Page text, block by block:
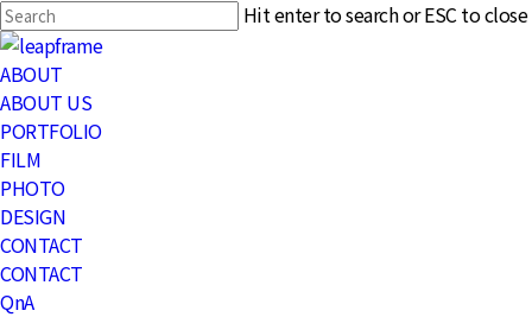
Skip
to
main
content
Hit enter to search or ESC to close
Close
Search
Menu
ABOUT
ABOUT US
PORTFOLIO
FILM
PHOTO
DESIGN
CONTACT
CONTACT
QnA